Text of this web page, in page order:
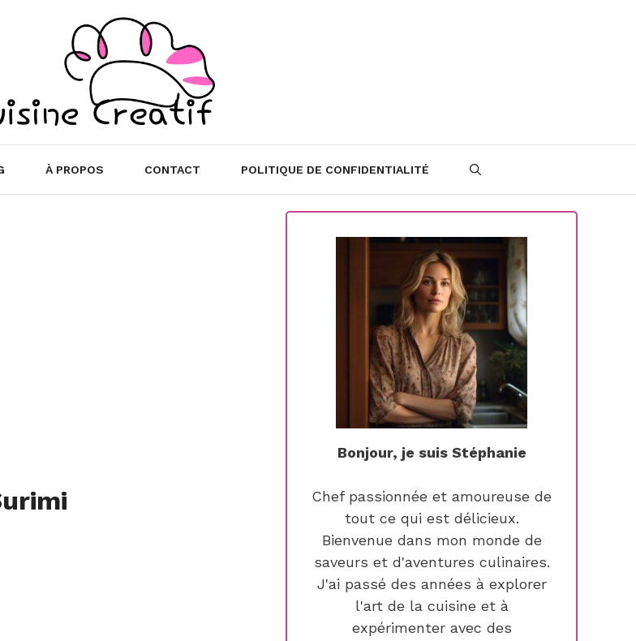
À PROPOS CONTACT POLITIQUE DE CONFIDENTIALITÉ
Bonjour, je suis Stéphanie
Chef passionnée et amoureuse de
tout ce qui est délicieux.
Bienvenue dans mon monde de
saveurs et d'aventures culinaires.
J'ai passé des années à explorer
l'art de la cuisine et à
expérimenter avec des